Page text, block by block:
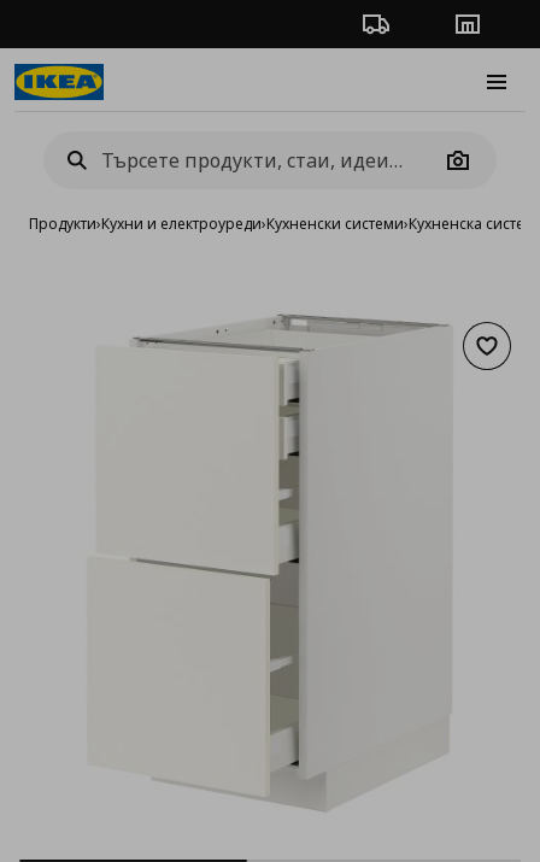
Проследяване на
Camera
Продукти›Кухни и електроуреди›Кухненски системи›Кухненска